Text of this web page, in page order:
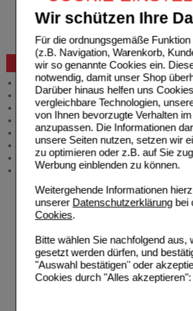
Wir schützen Ihre
Für die ordnungsgemäße
(z.B. Navigation, Warenkorb,
wir so genannte Cookies ein.
notwendig, damit unser Shop
Darüber hinaus helfen uns
vergleichbare Technologien,
von Ihnen bevorzugte Verhalten
anzupassen. Die Informationen
unsere Seiten nutzen, setzen wir
zu optimieren oder z.B. auf Sie
Werbung einblenden zu können.
Weitergehende Informationen
unserer Datenschutzerklärungbei
Cookies.
Bitte wählen Sie nachfolgend aus,
gesetzt werden dürfen, und
"Auswahl bestätigen" oder
Cookies durch "Alles akzeptieren":
Beratung und Service
Allgemeine Information
Produktberatung
Meldung Arzneimittelrisiken
Zuzahlungsfreie Arzneien
Angebote & Downloads
Newsletter
Neukundenprämie
Stellenangebote